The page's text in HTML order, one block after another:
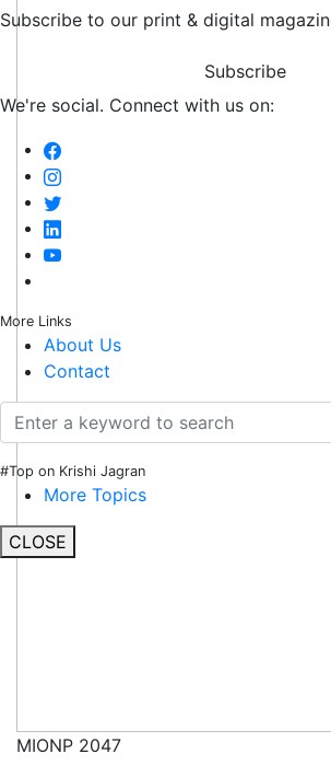
Subscribe to our print & digital
Subscribe
We're social. Connect with us on:
More Links
About Us
Contact
#Top on Krishi Jagran
More Topics
CLOSE
MIONP 2047